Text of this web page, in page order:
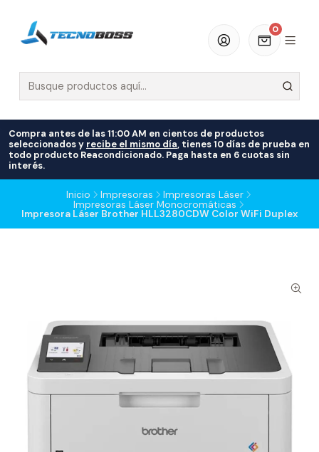
0
Compra antes de las 11:00 AM en cientos de productos
seleccionados y recibe el mismo día, tienes 10 días de prueba en
todo producto Reacondicionado. Paga hasta en 6 cuotas sin
interés.
Inicio Impresoras
Impresoras Láser
Impresoras Láser Monocromáticas
Impresora Láser Brother HLL3280CDW Color WiFi Duplex